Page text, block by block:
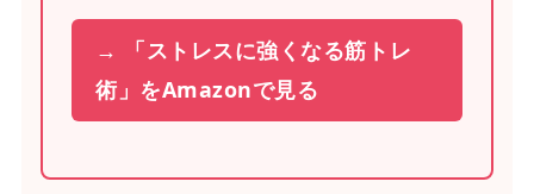
→ 「ストレスに強くなる筋トレ
術」をAmazonで見る